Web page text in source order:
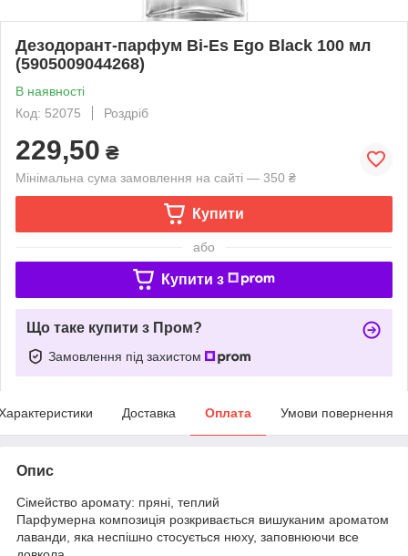
Дезодорант-парфум Bi-Es Ego Black 100 мл
(5905009044268)
В наявності
Код: 52075
Роздріб
229,50 ₴
Мінімальна сума замовлення на сайті — 350 ₴
Купити
або
Купити з
Що таке купити з Пром?
Замовлення під захистом
Доставка Оплата Умови повернення
Опис
Сімейство аромату: пряні, теплий
Парфумерна композиція розкривається вишуканим ароматом
лаванди, яка неспішно стосується нюху, заповнюючи все